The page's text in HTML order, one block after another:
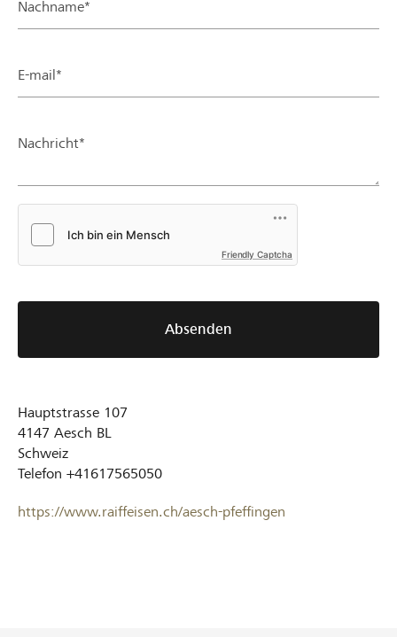
Nachname*
E-mail*
Nachricht*
Friendly Captcha
Absenden
Hauptstrasse 107
4147 Aesch BL
Schweiz
Telefon +41617565050
https://www.raiffeisen.ch/aesch-pfeffingen